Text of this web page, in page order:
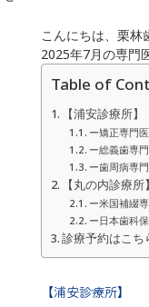
こんにちは、栗林
2025年7月の専門
Table of
【浦安診療所】
ー矯正専門
ー総義歯専
ー歯周病専
【丸の内診療所】
ー米国補綴
ー日本歯科
診療予約はこち
【浦安診療所】